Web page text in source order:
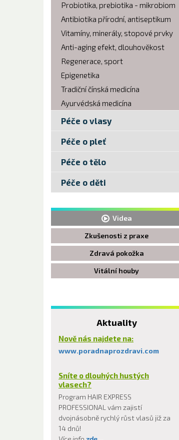
Probiotika, prebiotika - mikrobiom
Antibiotika přírodní, antiseptikum
Vitamíny, minerály, stopové prvky
Anti-aging efekt, dlouhověkost
Regenerace, sport
Epigenetika
Tradiční čínská medicína
Ayurvédská medicína
Péče o vlasy
Péče o pleť
Péče o tělo
Péče o děti
Videa
Zkušenosti z praxe
Zdravá pokožka
Vitální houby
Aktuality
Nově nás najdete na:
www.poradnaprozdravi.com
Sníte o dlouhých hustých
vlasech?
Program HAIR EXPRESS
PROFESSIONAL vám zajistí
dvojnásobně rychlý růst vlasů již za
14 dnů!